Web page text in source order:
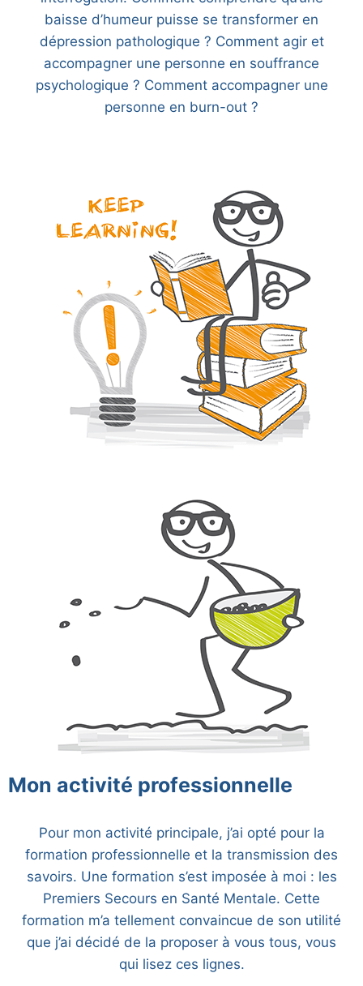
baisse d’humeur puisse se transformer en
dépression pathologique ? Comment agir et
accompagner une personne en souffrance
psychologique ? Comment accompagner une
personne en burn-out ?
Mon activité professionnelle
Pour mon activité principale, j’ai opté pour la
formation professionnelle et la transmission des
savoirs. Une formation s’est imposée à moi : les
Premiers Secours en Santé Mentale. Cette
formation m’a tellement convaincue de son utilité
que j’ai décidé de la proposer à vous tous, vous
qui lisez ces lignes.